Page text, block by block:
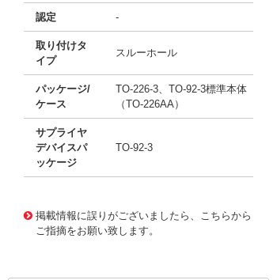
認定 -
取り付けタ
イプ
スルーホール
パッケージ/
ケース
TO-226-3、TO-92-3標準本体
（TO-226AA）
サプライヤ
デバイスパ
ッケージ
TO-92-3
掲載情報に誤りがございましたら、こちらから
ご指摘をお願い致します。